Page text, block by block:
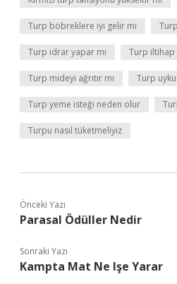
Turp böbreklere iyi gelir mi
Turp idrar yapar mı Turp iltihap
Turp mideyi ağrıtır mı Turp
Turp yeme isteği neden olur
Turpu nasıl tüketmeliyiz
Önceki Yazı
Parasal Ödüller Nedir
Sonraki Yazı
Kampta Mat Ne Işe Yarar